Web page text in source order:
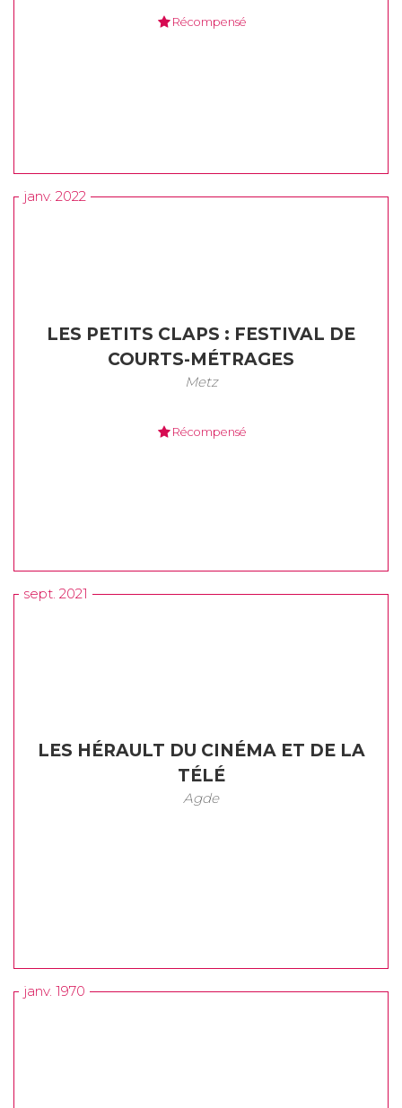
Récompensé
janv. 2022
LES PETITS CLAPS : FESTIVAL DE
COURTS-MÉTRAGES
Metz
Récompensé
sept. 2021
LES HÉRAULT DU CINÉMA ET DE LA
TÉLÉ
Agde
janv. 1970